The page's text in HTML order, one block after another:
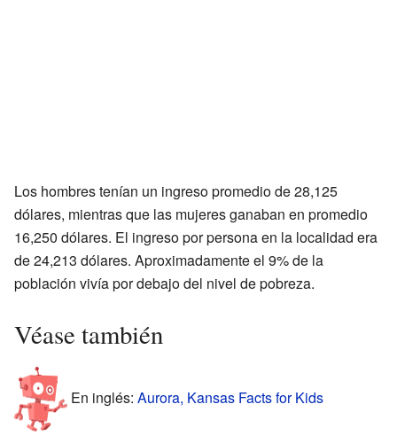
Los hombres tenían un ingreso promedio de 28,125
dólares, mientras que las mujeres ganaban en promedio
16,250 dólares. El ingreso por persona en la localidad era
de 24,213 dólares. Aproximadamente el 9% de la
población vivía por debajo del nivel de pobreza.
Véase también
En inglés: Aurora, Kansas Facts for Kids